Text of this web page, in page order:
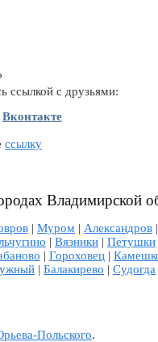
ссылкой с друзьями:
Вконтакте
ссылку
Владимирской
| Муром | Александров |
| Вязники | Петушки
| Гороховец |
| Балакирево | Судогда
Польского.